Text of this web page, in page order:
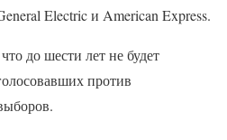
Electric и American Express.
до шести лет не будет
против